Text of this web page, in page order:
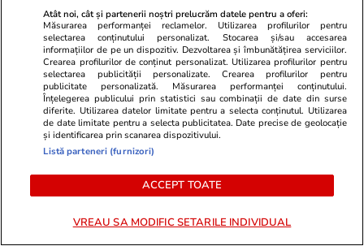
Lifestyle 13 iul.
Un poștaș a adunat pietre ciudate
timp de 33 de ani și a construit o
operă de artă care a ajuns să fie
apreciată de Picasso
Lifestyle
Fructele de
mâncate
fibre și
Atât noi, cât și partenerii noștri prelucrăm datele pentru a oferi:
Măsurarea performanței reclamelor. Utilizarea profilurilor pentru
selectarea conținutului personalizat. Stocarea și/sau accesarea
informațiilor de pe un dispozitiv. Dezvoltarea și îmbunătățirea serviciilor.
Crearea profilurilor de conținut personalizat. Utilizarea profilurilor pentru
selectarea publicității personalizate. Crearea profilurilor pentru
publicitate personalizată. Măsurarea performanței conținutului.
Înțelegerea publicului prin statistici sau combinații de date din surse
diferite. Utilizarea datelor limitate pentru a selecta conținutul. Utilizarea
de date limitate pentru a selecta publicitatea. Date precise de geolocație
și identificarea prin scanarea dispozitivului.
Listă parteneri (furnizori)
ACCEPT TOATE
VREAU SA MODIFIC SETARILE INDIVIDUAL